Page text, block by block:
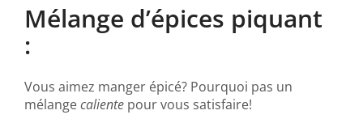
Mélange d’épices piquant
:
Vous aimez manger épicé? Pourquoi pas un
mélangecaliente pour vous satisfaire!